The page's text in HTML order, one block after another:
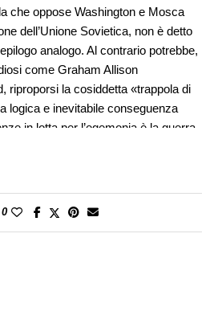
che oppose Washington e Mosca
dell’Unione Sovietica, non è detto
analogo. Al contrario potrebbe,
come Graham Allison
riproporsi la cosiddetta «trappola di
logica e inevitabile conseguenza
in lotta per l’egemonia è la guerra,
nel quinto secolo avanti Cristo fra
dei due paesi? Molto più probabile,
0